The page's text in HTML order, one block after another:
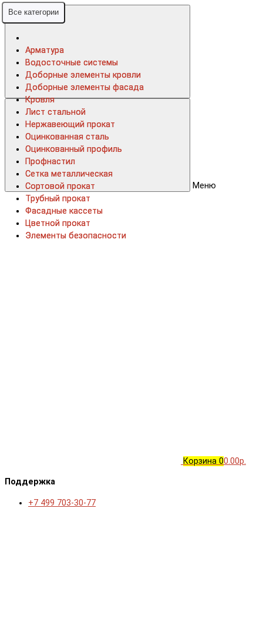
Меню
Корзина 00.00р.
Поддержка
+7 499 703-30-77
Все категории
Арматура
Водосточные системы
Доборные элементы кровли
Доборные элементы фасада
Кровля
Лист стальной
Нержавеющий прокат
Оцинкованная сталь
Оцинкованный профиль
Профнастил
Сетка металлическая
Сортовой прокат
Трубный прокат
Фасадные кассеты
Цветной прокат
Элементы безопасности
Все категории
Арматура
Водосточные системы
Доборные элементы кровли
Доборные элементы фасада
Кровля
Лист стальной
Нержавеющий прокат
Оцинкованная сталь
Оцинкованный профиль
Профнастил
Сетка металлическая
Сортовой прокат
Трубный прокат
Фасадные кассеты
Цветной прокат
Элементы безопасности